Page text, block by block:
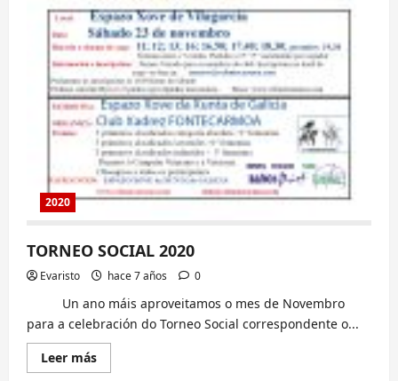
2020
TORNEO SOCIAL 2020
Evaristo hace 7 años 0
Un ano máis aproveitamos o mes de Novembro
para a celebración do Torneo Social correspondente o...
Leer másLee
más